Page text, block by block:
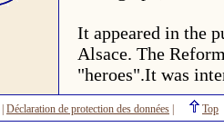
It appeared in the
Alsace. The
"heroes".It was
Déclaration de protection des données Top